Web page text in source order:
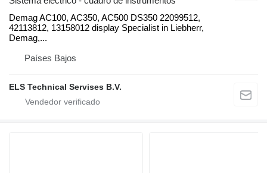
Demag AC100, AC350, AC500 DS350 22099512,
42113812, 13158012 display Specialist in Liebherr,
Demag,...
Países Bajos
ELS Technical Servises B.V.